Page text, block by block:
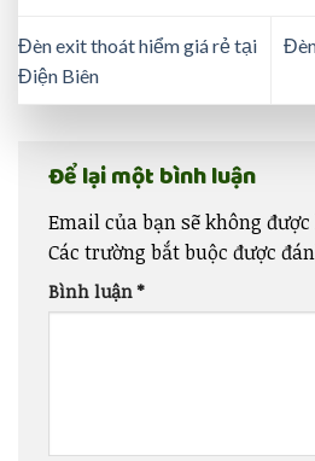
Đèn exit thoát hiểm giá rẻ tại
Điện Biên
Để lại một bình luận
Email của bạn sẽ không
Các trường bắt buộc được
Bình luận*